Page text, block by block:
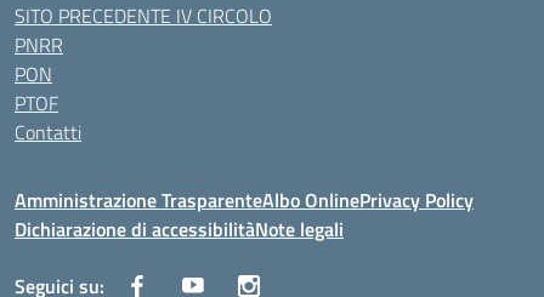
SITO PRECEDENTE IV CIRCOLO
PNRR
PON
PTOF
Contatti
Amministrazione TrasparenteAlbo OnlinePrivacy Policy
Dichiarazione di accessibilitàNote legali
Seguici su: